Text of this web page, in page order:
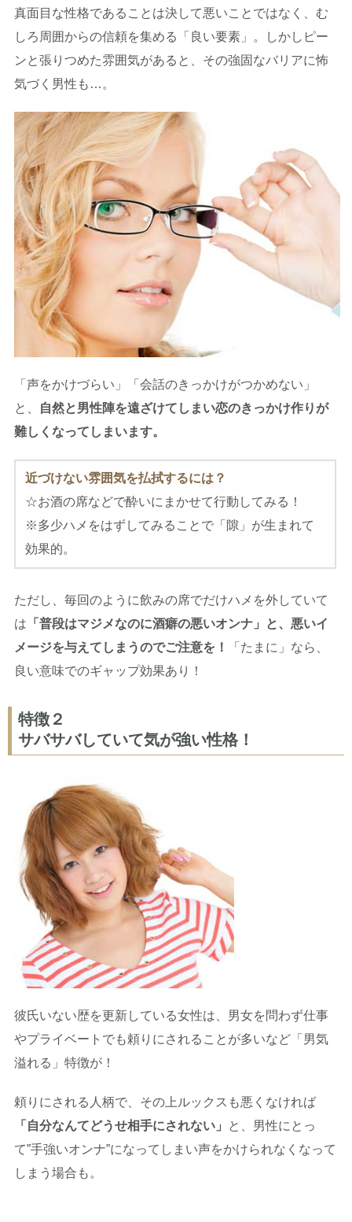
真面目な性格であることは決して悪いことではなく、む
しろ周囲からの信頼を集める「良い要素」。しかしピー
ンと張りつめた雰囲気があると、その強固なバリアに怖
気づく男性も…。
「声をかけづらい」「会話のきっかけがつかめない」
と、
自然と男性陣を遠ざけてしまい恋のきっかけ作りが
難しくなってしまいます。
近づけない雰囲気を払拭するには？
☆お酒の席などで酔いにまかせて行動してみる！
※多少ハメをはずしてみることで「隙」が生まれて
効果的。
ただし、毎回のように飲みの席でだけハメを外していて
は 「普段はマジメなのに酒癖の悪いオンナ」と、悪いイ
メージを与えてしまうのでご注意を！
「たまに」なら、
良い意味でのギャップ効果あり！
特徴２
サバサバしていて気が強い性格！
彼氏いない歴を更新している女性は、男女を問わず仕事
やプライベートでも頼りにされることが多いなど「男気
溢れる」特徴が！
頼りにされる人柄で、その上ルックスも悪くなければ
「自分なんてどうせ相手にされない」
と、男性にとっ
て”手強いオンナ”になってしまい声をかけられなくなって
しまう場合も。